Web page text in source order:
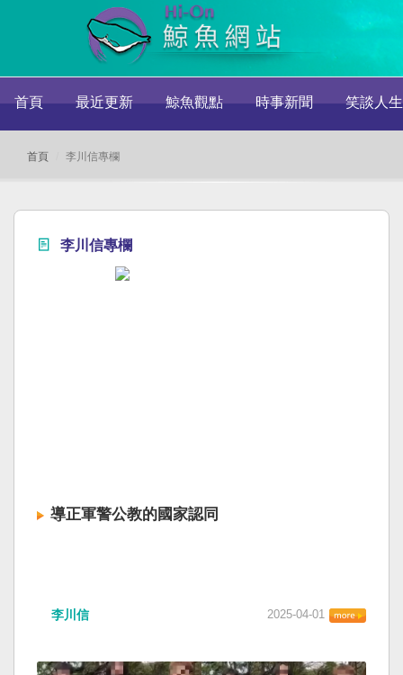
首頁 最近更新 鯨魚觀點 時事新聞 笑談人生
首頁 李川信專欄
李川信專欄
導正軍警公教的國家認同
李川信 2025-04-01